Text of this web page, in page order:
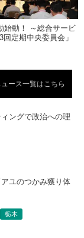
始動！ ～総合サービ
回定期中央委員会」
ュース一覧はこちら
ングで政治への理
ユのつかみ獲り体
栃木